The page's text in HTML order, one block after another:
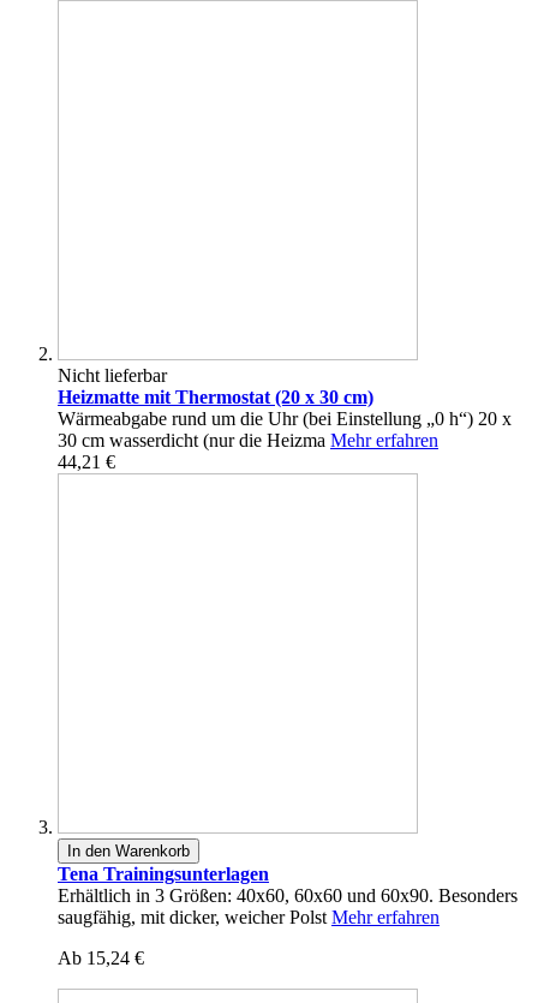
Nicht lieferbar
Heizmatte mit Thermostat (20 x 30 cm)
Wärmeabgabe rund um die Uhr (bei Einstellung „0 h“) 20 x
30 cm wasserdicht (nur die Heizma Mehr erfahren
44,21 €
In den Warenkorb
Tena Trainingsunterlagen
Erhältlich in 3 Größen: 40x60, 60x60 und 60x90. Besonders
saugfähig, mit dicker, weicher Polst Mehr erfahren
Ab 15,24 €